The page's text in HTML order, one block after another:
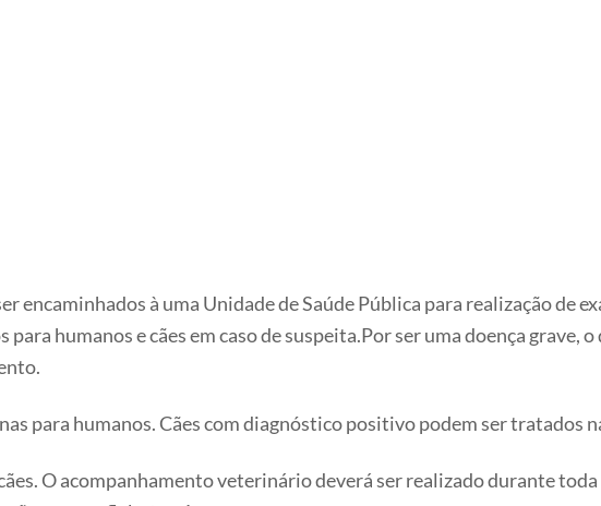
encaminhados à uma Unidade de Saúde Pública para realização de
para humanos e cães em caso de suspeita.Por ser uma doença grave,
para humanos. Cães com diagnóstico positivo podem ser tratados
O acompanhamento veterinário deverá ser realizado durante